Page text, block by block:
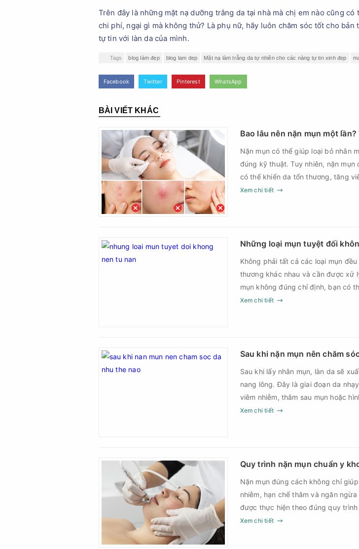
Trên đây là những mặt nạ dưỡng trắng da tại nhà mà chị em nào cũng
chi phí, ngại gì mà không thử? Là phụ nữ, hãy luôn chăm sóc tốt cho
tự tin với làn da của mình.
Tags blog làm đẹp blog lam dep Mặt nạ làm trắng da tự nhiên cho các nàng tự tin xinh đẹp
Facebook Twitter Pinterest WhatsApp
BÀI VIẾT KHÁC
Bao lâu nên nặn mụn một
Nặn mụn có thể giúp loại bỏ nhân
đúng kỹ thuật. Tuy nhiên, nặn
có thể khiến da tổn thương, tăng
là vấn đề được nhiều người quan tâm khi xây
Xem chi tiết
Những loại mụn tuyệt đối
Không phải tất cả các loại mụn
thương khác nhau và cần được xử
mụn không đúng chỉ định, bạn có
nguy cơ nhiễm trùng, để lại thâm
Xem chi tiết
Sau khi nặn mụn nên chăm
Sau khi lấy nhân mụn, làn da sẽ
nang lông. Đây là giai đoạn da
viêm nhiễm, thâm sau mụn hoặc
Chính vì vậy, việc chăm sóc da
Xem chi tiết
Quy trình nặn mụn chuẩn y
Nặn mụn đúng cách không chỉ
nhiễm, hạn chế thâm và ngăn
được thực hiện theo đúng quy
sau điều trị.
Xem chi tiết